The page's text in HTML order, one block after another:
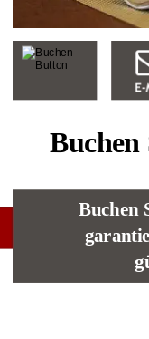
Buchen
Buchen